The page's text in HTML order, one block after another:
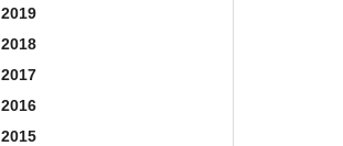
2019
2018
2017
2016
2015